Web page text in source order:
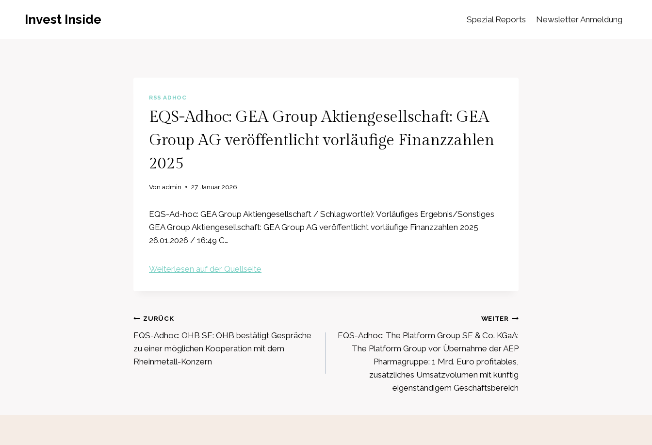
Invest Inside Spezial Reports Newsletter Anmeldung
RSS ADHOC
EQS-Adhoc: GEA Group Aktiengesellschaft: GEA
Group AG veröffentlicht vorläufige Finanzzahlen
2025
Von admin 27. Januar 2026
EQS-Ad-hoc: GEA Group Aktiengesellschaft / Schlagwort(e): Vorläufiges Ergebnis/Sonstiges
GEA Group Aktiengesellschaft: GEA Group AG veröffentlicht vorläufige Finanzzahlen 2025
26.01.2026 / 16:49 C…
Weiterlesen auf der Quellseite
Beitragsnavigation
ZURÜCK
EQS-Adhoc: OHB SE: OHB bestätigt Gespräche
zu einer möglichen Kooperation mit dem
Rheinmetall-Konzern
WEITER
EQS-Adhoc: The Platform Group SE & Co. KGaA:
The Platform Group vor Übernahme der AEP
Pharmagruppe: 1 Mrd. Euro profitables,
zusätzliches Umsatzvolumen mit künftig
eigenständigem Geschäftsbereich